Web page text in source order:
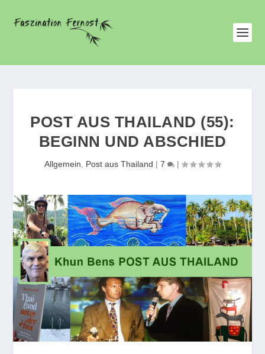
POST AUS THAILAND (55):
BEGINN UND ABSCHIED
Allgemein Post aus Thailand | 7 |